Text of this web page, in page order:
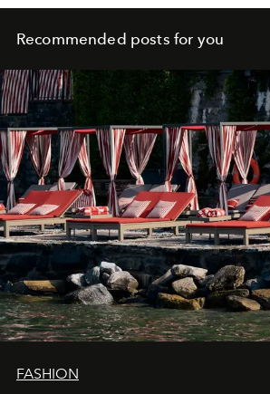
Recommended posts for you
FASHION